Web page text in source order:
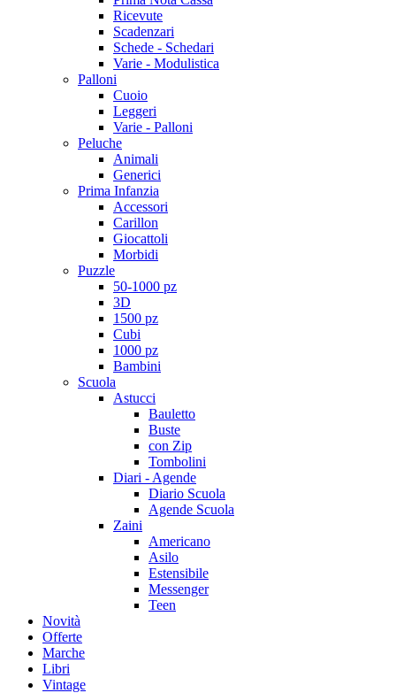
Ricevute
Scadenzari
Schede - Schedari
Varie - Modulistica
Palloni
Cuoio
Leggeri
Varie - Palloni
Peluche
Animali
Generici
Prima Infanzia
Accessori
Carillon
Giocattoli
Morbidi
Puzzle
50-1000 pz
3D
1500 pz
Cubi
1000 pz
Bambini
Scuola
Astucci
Bauletto
Buste
con Zip
Tombolini
Diari - Agende
Diario Scuola
Agende Scuola
Zaini
Americano
Asilo
Estensibile
Messenger
Teen
Novità
Offerte
Marche
Libri
Vintage